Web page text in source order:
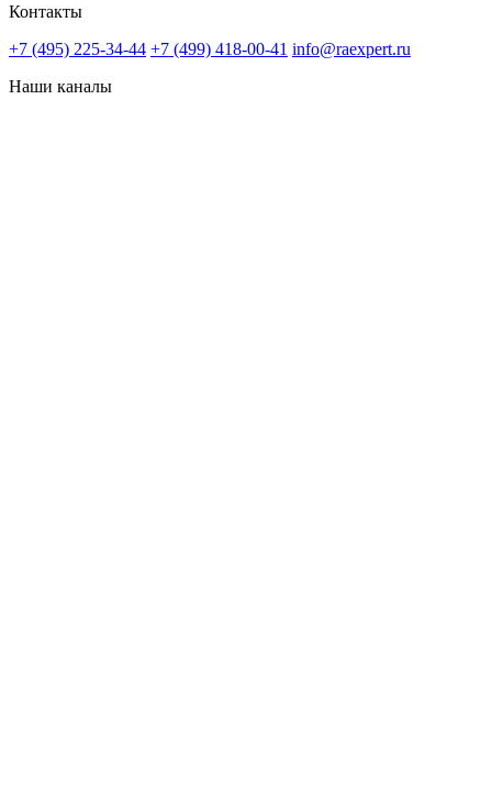
Контакты
+7 (495) 225-34-44 +7 (499) 418-00-41 info@raexpert.ru
Наши каналы